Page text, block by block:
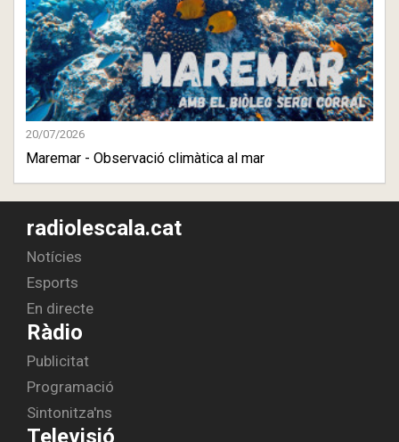
20/07/2026
Maremar - Observació climàtica al mar
radiolescala.cat
Notícies
Esports
En directe
Ràdio
Publicitat
Programació
Sintonitza'ns
Televisió